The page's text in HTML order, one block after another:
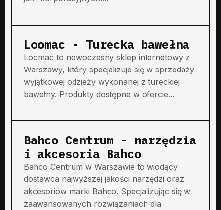
Loomac - Turecka bawełna
Loomac to nowoczesny sklep internetowy z
Warszawy, który specjalizuje się w sprzedaży
wyjątkowej odzieży wykonanej z tureckiej
bawełny. Produkty dostępne w ofercie...
Bahco Centrum - narzędzia
i akcesoria Bahco
Bahco Centrum w Warszawie to wiodący
dostawca najwyższej jakości narzędzi oraz
akcesoriów marki Bahco. Specjalizując się w
zaawansowanych rozwiązaniach dla